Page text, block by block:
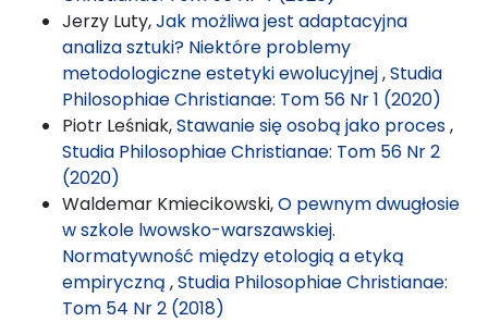
Jerzy Luty,Jak możliwa jest adaptacyjna
analiza sztuki? Niektóre problemy
metodologiczne estetyki ewolucyjnej,Studia
Philosophiae Christianae: Tom 56 Nr 1 (2020)
Piotr Leśniak,Stawanie się osobą jako proces,
Studia Philosophiae Christianae: Tom 56 Nr 2
(2020)
Waldemar Kmiecikowski,O pewnym dwugłosie
w szkole lwowsko-warszawskiej.
Normatywność między etologią a etyką
empiryczną ,Studia Philosophiae Christianae:
Tom 54 Nr 2 (2018)